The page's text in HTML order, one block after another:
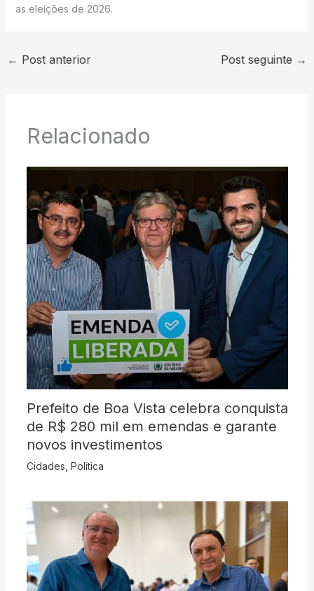
as eleições de 2026.
← Post anterior Post seguinte →
Relacionado
Prefeito de Boa Vista celebra conquista
de R$ 280 mil em emendas e garante
novos investimentos
Cidades Politica